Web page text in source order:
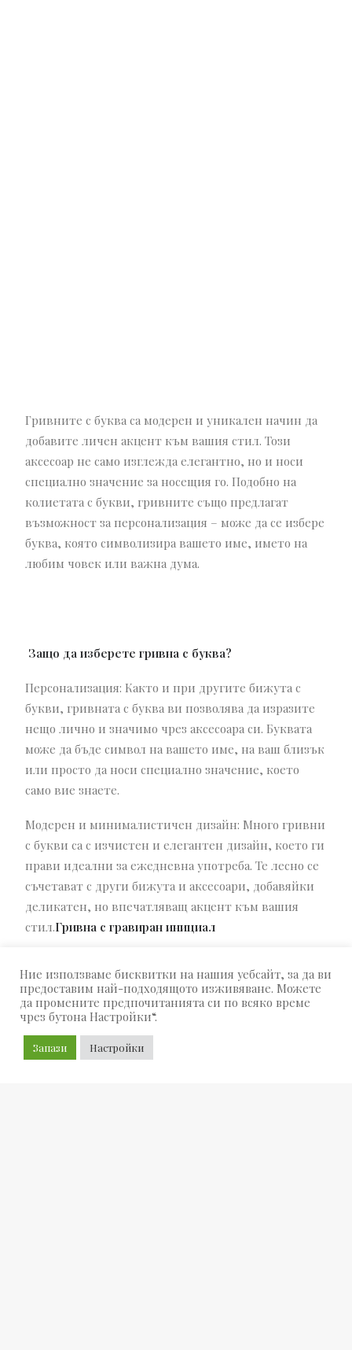
Гривните с буква са модерен и уникален начин да
добавите личен акцент към вашия стил. Този
аксесоар не само изглежда елегантно, но и носи
специално значение за носещия го. Подобно на
колиетата с букви, гривните също предлагат
възможност за персонализация – може да се избере
буква, която символизира вашето име, името на
любим човек или важна дума.
Защо да изберете гривна с буква?
Персонализация: Както и при другите бижута с
букви, гривната с буква ви позволява да изразите
нещо лично и значимо чрез аксесоара си. Буквата
може да бъде символ на вашето име, на ваш близък
или просто да носи специално значение, което
само вие знаете.
Модерен и минималистичен дизайн: Много гривни
с букви са с изчистен и елегантен дизайн, което ги
прави идеални за ежедневна употреба. Те лесно се
съчетават с други бижута и аксесоари, добавяйки
деликатен, но впечатляващ акцент към вашия
стил.Гривна с гравиран инициал
Ние използваме бисквитки на нашия уебсайт, за да ви
предоставим най-подходящото изживяване. Можете
да промените предпочитанията си по всяко време
чрез бутона Настройки“.
Запази Настройки